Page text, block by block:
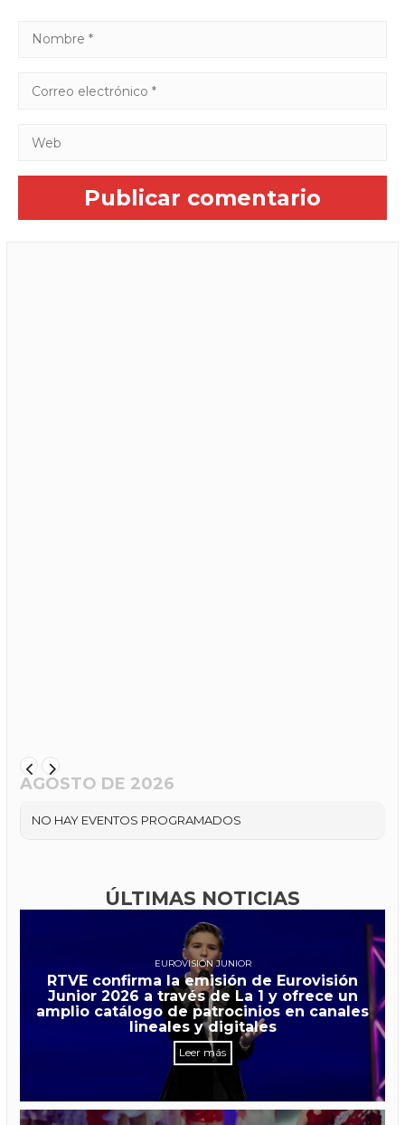
AGOSTO DE 2026
NO HAY EVENTOS PROGRAMADOS
ÚLTIMAS NOTICIAS
EUROVISIÓN JUNIOR
RTVE confirma la emisión de Eurovisión
Junior 2026 a través de La 1 y ofrece un
amplio catálogo de patrocinios en canales
lineales y digitales
Leer más